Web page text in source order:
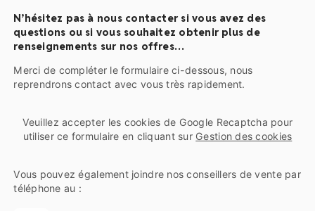
N’hésitez pas à nous contacter si vous avez des
questions ou si vous souhaitez obtenir plus de
renseignements sur nos offres…
Merci de compléter le formulaire ci-dessous, nous
reprendrons contact avec vous très rapidement.
Veuillez accepter les cookies de Google Recaptcha pour
utiliser ce formulaire en cliquant sur Gestion des cookies
Vous pouvez également joindre nos conseillers de vente par
téléphone au :